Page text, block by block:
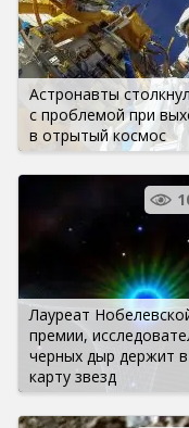
Астронавты
с проблемой при
в отрытый космос
Лауреат
премии,
черных дыр держит
карту звезд